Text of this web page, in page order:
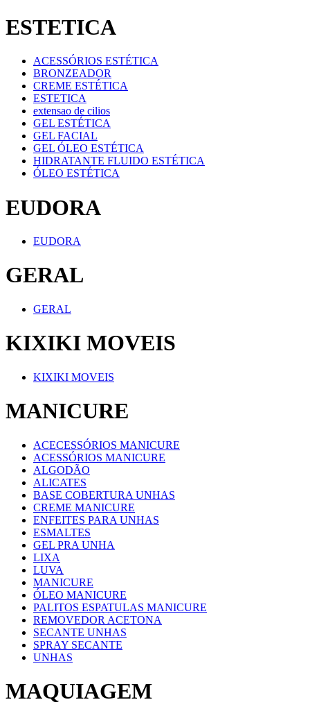
ESTETICA
ACESSÓRIOS ESTÉTICA
BRONZEADOR
CREME ESTÉTICA
ESTETICA
extensao de cilios
GEL ESTÉTICA
GEL FACIAL
GEL ÓLEO ESTÉTICA
HIDRATANTE FLUIDO ESTÉTICA
ÓLEO ESTÉTICA
EUDORA
EUDORA
GERAL
GERAL
KIXIKI MOVEIS
KIXIKI MOVEIS
MANICURE
ACECESSÓRIOS MANICURE
ACESSÓRIOS MANICURE
ALGODÃO
ALICATES
BASE COBERTURA UNHAS
CREME MANICURE
ENFEITES PARA UNHAS
ESMALTES
GEL PRA UNHA
LIXA
LUVA
MANICURE
ÓLEO MANICURE
PALITOS ESPATULAS MANICURE
REMOVEDOR ACETONA
SECANTE UNHAS
SPRAY SECANTE
UNHAS
MAQUIAGEM